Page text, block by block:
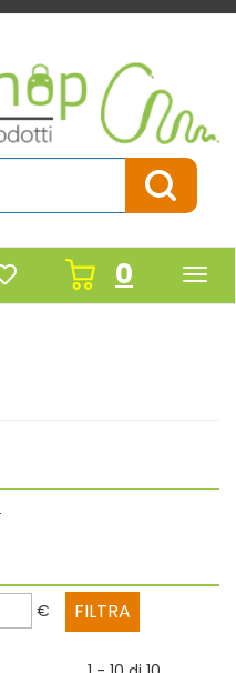
Cerca
0inseriti
€